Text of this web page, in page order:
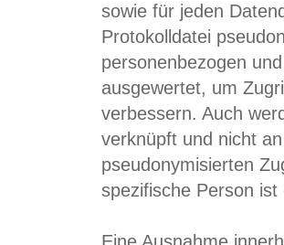
sowie für jeden
Protokolldatei
personenbezogen
ausgewertet, um
verbessern. Auch
verknüpft und nicht
pseudonymisierten
spezifische Person